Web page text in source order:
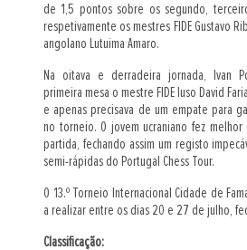
de 1,5 pontos sobre os segundo,
respetivamente os mestres FIDE Gustavo
angolano Lutuima Amaro.
Na oitava e derradeira jornada, Ivan
primeira mesa o mestre FIDE luso David
e apenas precisava de um empate para
no torneio. O jovem ucraniano fez
partida, fechando assim um registo
semi-rápidas do Portugal Chess Tour.
O 13.º Torneio Internacional Cidade de
a realizar entre os dias 20 e 27 de julho,
Classificação: